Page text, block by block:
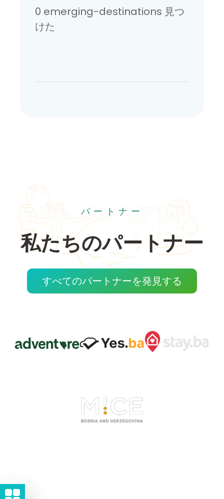
0 emerging-destinations 見つ
けた
パートナー
私たちのパートナー
すべてのパートナーを発見する